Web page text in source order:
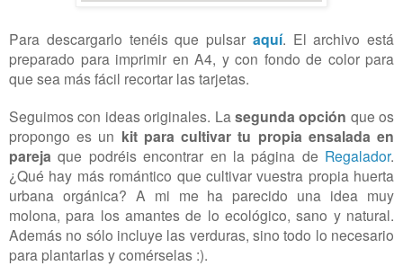
Para descargarlo tenéis que pulsar aquí. El archivo está
preparado para imprimir en A4, y con fondo de color para
que sea más fácil recortar las tarjetas.
Seguimos con ideas originales. La segunda opción que os
propongo es un kit para cultivar tu propia ensalada en
pareja que podréis encontrar en la página de Regalador.
¿Qué hay más romántico que cultivar vuestra propia huerta
urbana orgánica? A mi me ha parecido una idea muy
molona, para los amantes de lo ecológico, sano y natural.
Además no sólo incluye las verduras, sino todo lo necesario
para plantarlas y comérselas :).